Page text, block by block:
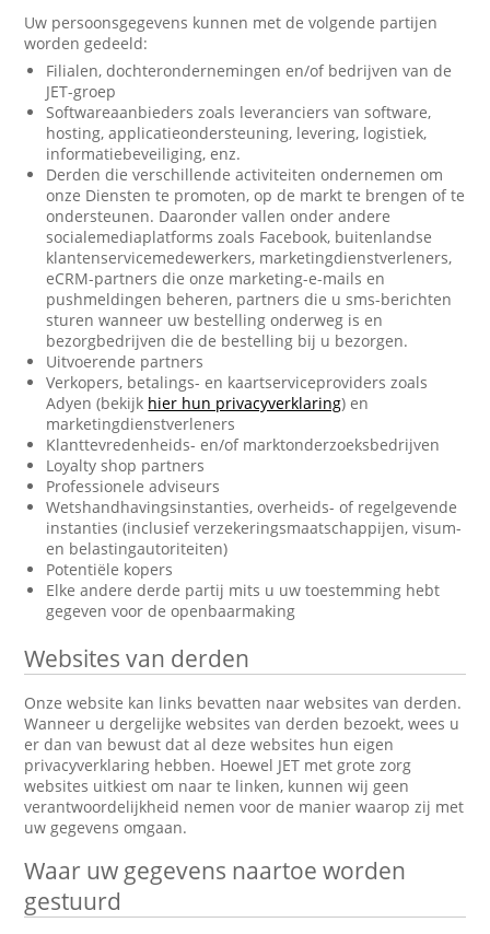
Uw persoonsgegevens kunnen met de volgende partijen
worden gedeeld:
Filialen, dochterondernemingen en/of bedrijven van de
JET-groep
Softwareaanbieders zoals leveranciers van software,
hosting, applicatieondersteuning, levering, logistiek,
informatiebeveiliging, enz.
Derden die verschillende activiteiten ondernemen om
onze Diensten te promoten, op de markt te brengen of te
ondersteunen. Daaronder vallen onder andere
socialemediaplatforms zoals Facebook, buitenlandse
klantenservicemedewerkers, marketingdienstverleners,
eCRM-partners die onze marketing-e-mails en
pushmeldingen beheren, partners die u sms-berichten
sturen wanneer uw bestelling onderweg is en
bezorgbedrijven die de bestelling bij u bezorgen.
Uitvoerende partners
Verkopers, betalings- en kaartserviceproviders zoals
Adyen (bekijk hier hun privacyverklaring) en
marketingdienstverleners
Klanttevredenheids- en/of marktonderzoeksbedrijven
Loyalty shop partners
Professionele adviseurs
Wetshandhavingsinstanties, overheids- of regelgevende
instanties (inclusief verzekeringsmaatschappijen, visum-
en belastingautoriteiten)
Potentiële kopers
Elke andere derde partij mits u uw toestemming hebt
gegeven voor de openbaarmaking
Websites van derden
Onze website kan links bevatten naar websites van derden.
Wanneer u dergelijke websites van derden bezoekt, wees u
er dan van bewust dat al deze websites hun eigen
privacyverklaring hebben. Hoewel JET met grote zorg
websites uitkiest om naar te linken, kunnen wij geen
verantwoordelijkheid nemen voor de manier waarop zij met
uw gegevens omgaan.
Waar uw gegevens naartoe worden
gestuurd